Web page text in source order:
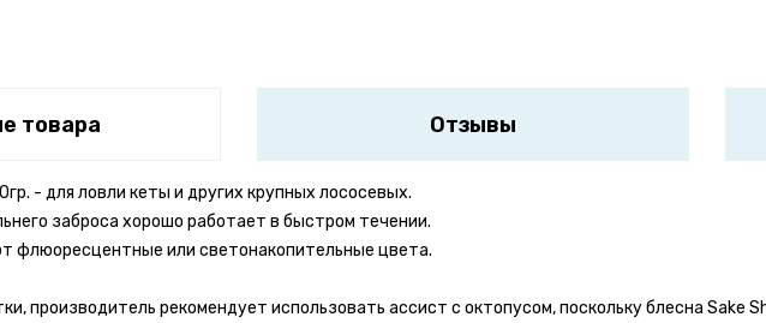
товара Отзывы
- для ловли кеты и других крупных лососевых.
заброса хорошо работает в быстром течении.
флюоресцентные или светонакопительные цвета.
производитель рекомендует использовать ассист с октопусом, поскольку блесна Sake